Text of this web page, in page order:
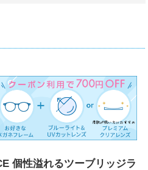
個性溢れるツーブリッジラ